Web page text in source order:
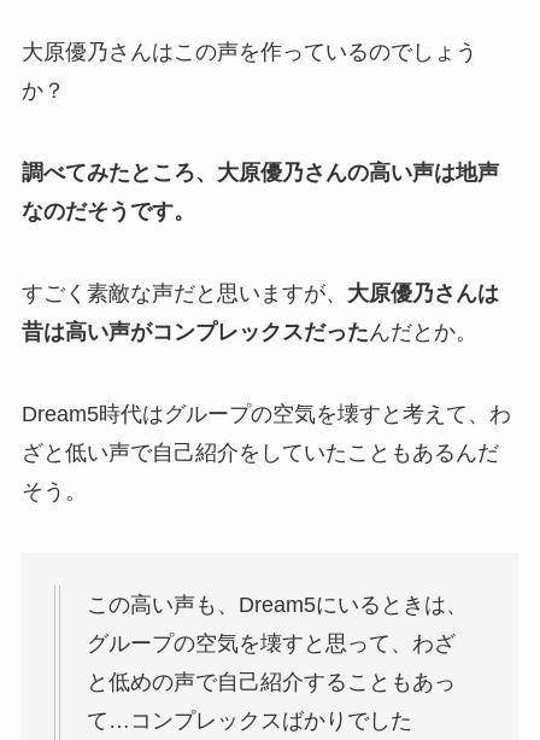
大原優乃さんはこの声を作っているのでしょう
か？
調べてみたところ、大原優乃さんの高い声は地声
なのだそうです。
すごく素敵な声だと思いますが、 大原優乃さんは
昔は高い声がコンプレックスだったんだとか。
Dream5時代はグループの空気を壊すと考えて、わ
ざと低い声で自己紹介をしていたこともあるんだ
そう。
この高い声も、Dream5にいるときは、
グループの空気を壊すと思って、わざ
と低めの声で自己紹介することもあっ
て…コンプレックスばかりでした